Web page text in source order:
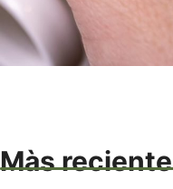
Màs reciente